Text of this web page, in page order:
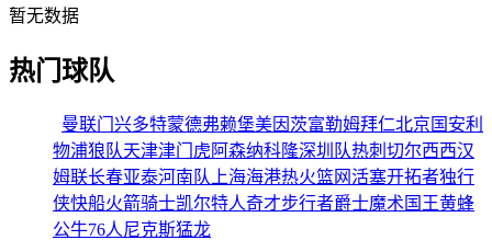
暂无数据
热门球队
曼联门兴多特蒙德弗赖堡美因茨富勒姆拜仁北京国安利
物浦狼队天津津门虎 阿森纳科隆深圳队热刺 切尔西西汉
姆联长春亚泰河南队 上海海港热火篮网活塞开拓者独行
侠快船火箭骑士凯尔特人奇才步行者爵士魔术国王黄蜂
公牛76人 尼克斯猛龙